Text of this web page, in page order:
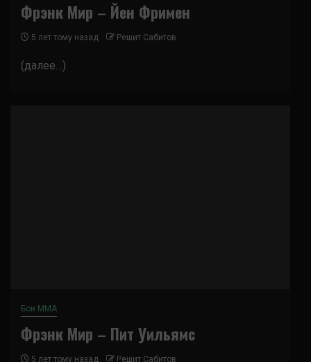
Фрэнк Мир – Йен Фримен
5 лет тому назад Решит Сабитов
(далее…)
Бои ММА
Фрэнк Мир – Пит Уильямс
5 лет тому назад Решит Сабитов